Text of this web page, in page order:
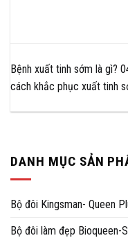
Bệnh xuất tinh sớm là gì?
cách khắc phục xuất tinh
DANH MỤC SẢN
Bộ đôi Kingsman- Queen
Bộ đôi làm đẹp Bioqueen-